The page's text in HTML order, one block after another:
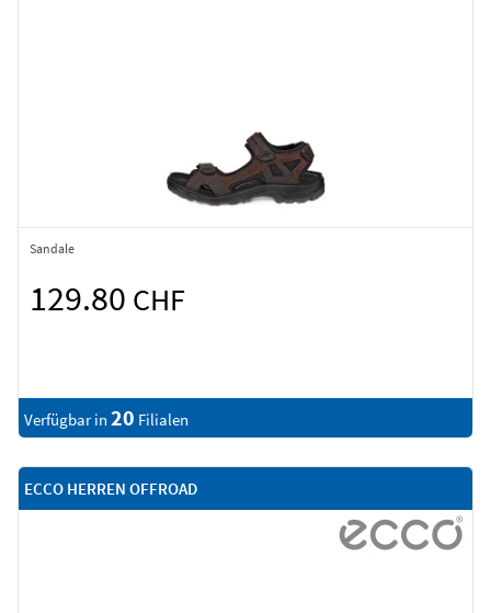
Sandale
129.80 CHF
Verfügbar in 20 Filialen
ECCO HERREN OFFROAD